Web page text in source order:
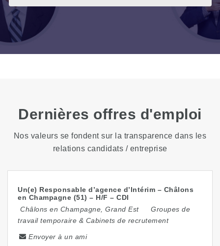
Dernières offres d'emploi
Nos valeurs se fondent sur la transparence dans les
relations candidats / entreprise
Un(e) Responsable d’agence d’Intérim – Châlons
en Champagne (51) – H/F – CDI
Châlons en Champagne Grand Est
Groupes de
travail temporaire & Cabinets de recrutement
Envoyer à un ami